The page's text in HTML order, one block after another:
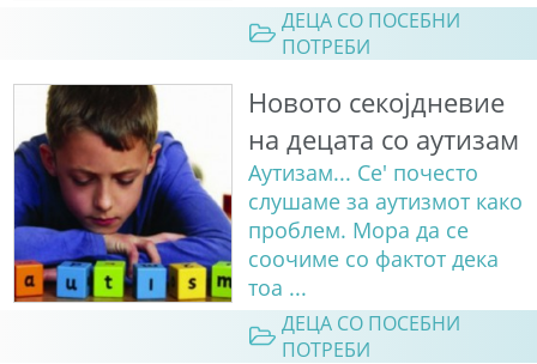
ДЕЦА СО ПОСЕБНИ
ПОТРЕБИ
Новото секојдневие
на децата со аутизам
Аутизам... Се' почесто
слушаме за аутизмот како
проблем. Мора да се
соочиме со фактот дека
тоа ...
ДЕЦА СО ПОСЕБНИ
ПОТРЕБИ